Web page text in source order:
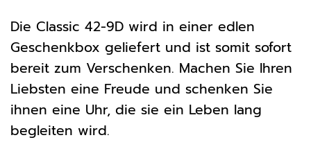
Die Classic 42-9D wird in einer edlen
Geschenkbox geliefert und ist somit sofort
bereit zum Verschenken. Machen Sie Ihren
Liebsten eine Freude und schenken Sie
ihnen eine Uhr, die sie ein Leben lang
begleiten wird.